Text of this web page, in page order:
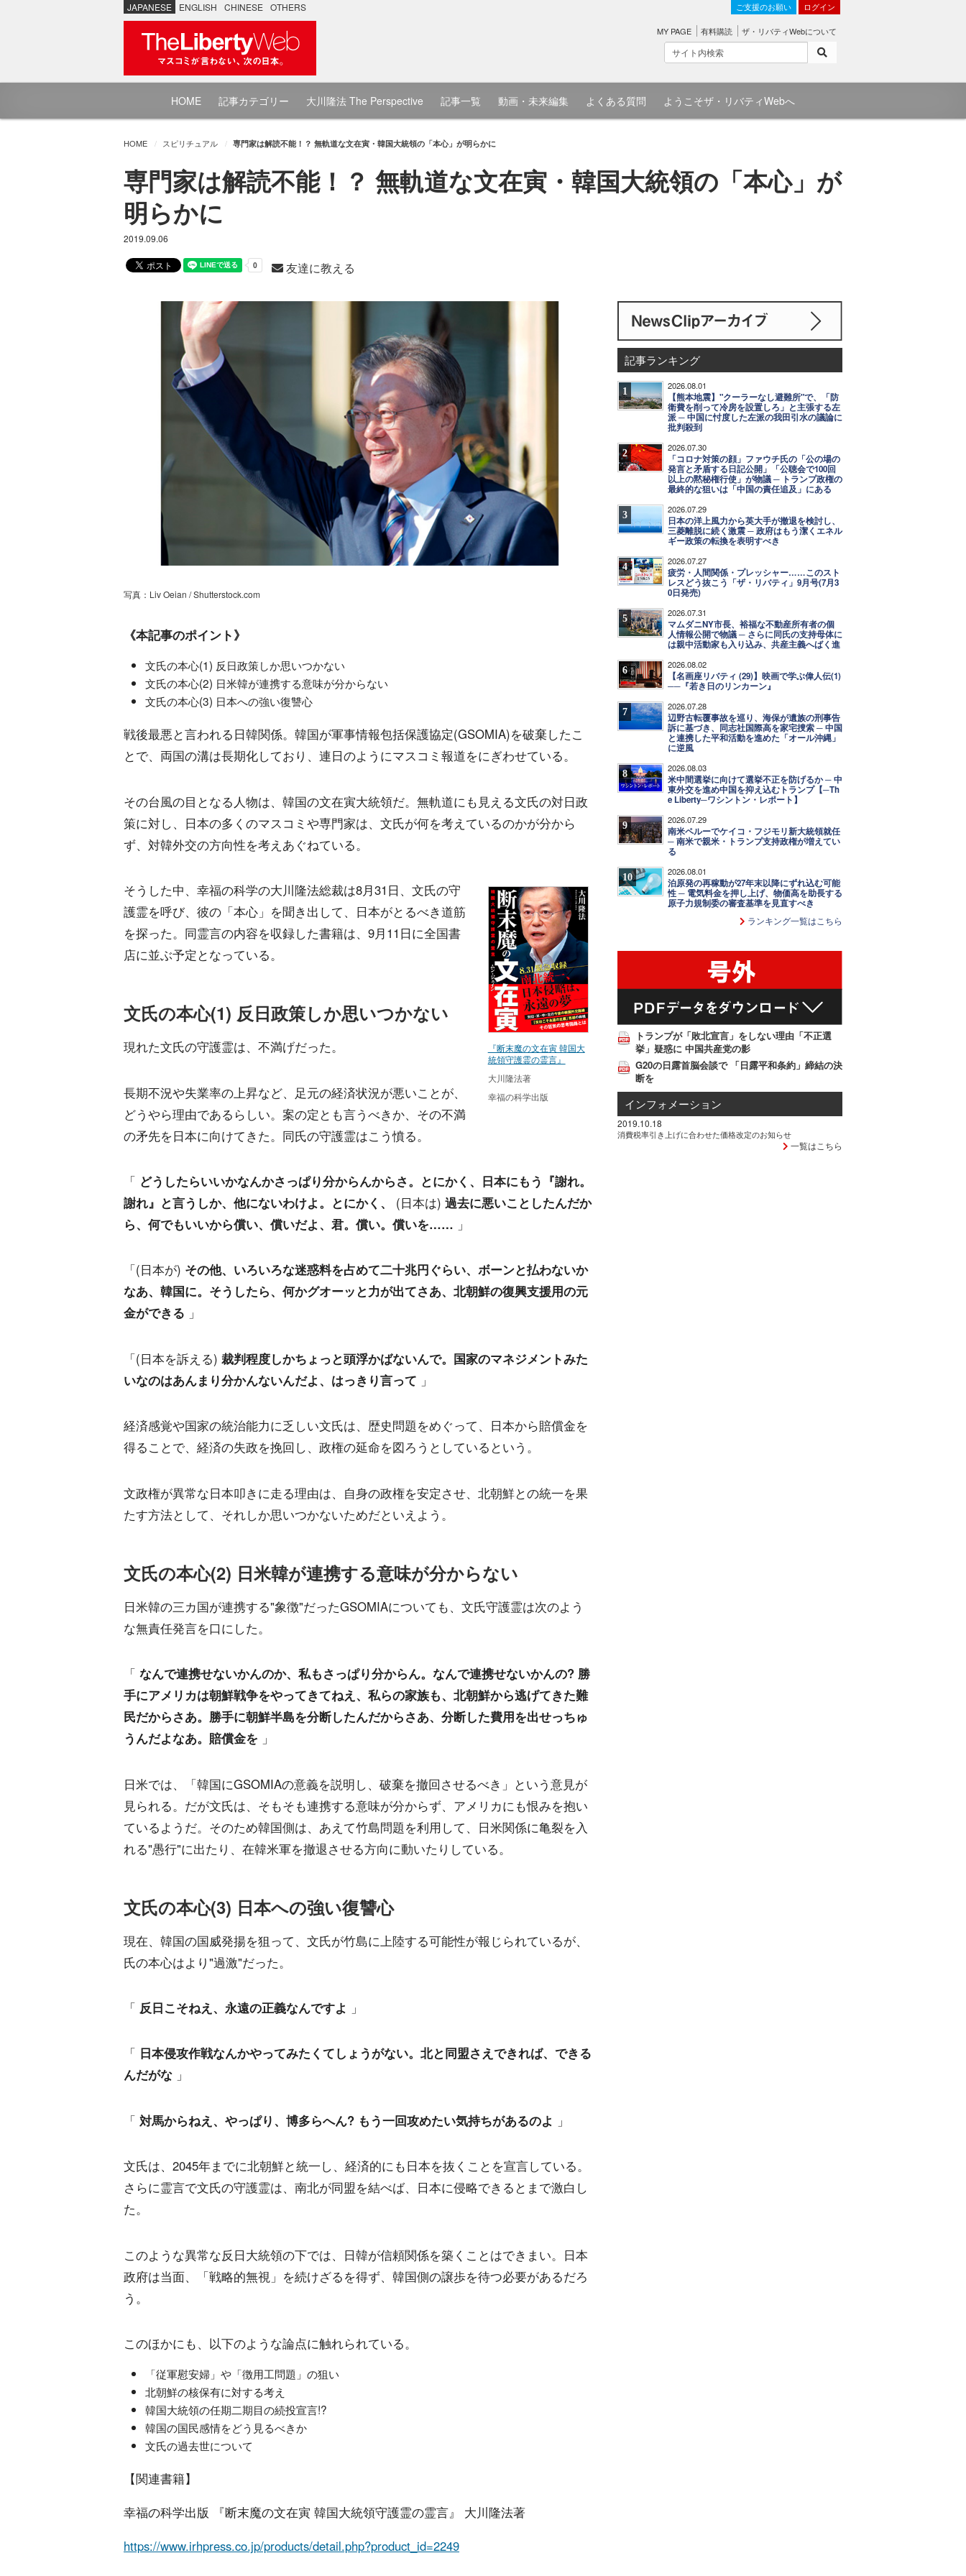
JAPANESE ENGLISH CHINESE OTHERS ご支援のお願い ログイン
MY PAGE 有料購読 ザ・リバティWebについて
HOME 記事カテゴリー 大川隆法 The Perspective 記事一覧 動画・未来編集 よくある質問 ようこそザ・リバティWebへ
HOME スピリチュアル 専門家は解読不能！？ 無軌道な文在寅・韓国大統領の「本心」が明らかに
専門家は解読不能！？ 無軌道な文在寅・韓国大統領の「本心」が
明らかに
2019.09.06
友達に教える
写真：Liv Oeian / Shutterstock.com
《本記事のポイント》
文氏の本心(1) 反日政策しか思いつかない
文氏の本心(2) 日米韓が連携する意味が分からない
文氏の本心(3) 日本への強い復讐心
戦後最悪と言われる日韓関係。韓国が軍事情報包括保護協定(GSOMIA)を破棄したこ
とで、両国の溝は長期化しており、連日のようにマスコミ報道をにぎわせている。
その台風の目となる人物は、韓国の文在寅大統領だ。無軌道にも見える文氏の対日政
策に対し、日本の多くのマスコミや専門家は、文氏が何を考えているのかが分から
ず、対韓外交の方向性を考えあぐねている。
『断末魔の文在寅 韓国大
統領守護霊の霊言』
大川隆法著
幸福の科学出版
そうした中、幸福の科学の大川隆法総裁は8月31日、文氏の守
護霊を呼び、彼の「本心」を聞き出して、日本がとるべき道筋
を探った。同霊言の内容を収録した書籍は、9月11日に全国書
店に並ぶ予定となっている。
文氏の本心(1) 反日政策しか思いつかない
現れた文氏の守護霊は、不満げだった。
長期不況や失業率の上昇など、足元の経済状況が悪いことが、
どうやら理由であるらしい。案の定とも言うべきか、その不満
の矛先を日本に向けてきた。同氏の守護霊はこう憤る。
「 どうしたらいいかなんかさっぱり分からんからさ。とにかく、日本にもう『謝れ。
謝れ』と言うしか、他にないわけよ。とにかく、
(日本は) 過去に悪いことしたんだか
ら、何でもいいから償い、償いだよ、君。償い。償いを…… 」
「(日本が) その他、いろいろな迷惑料を占めて二十兆円ぐらい、ボーンと払わないか
なあ、韓国に。そうしたら、何かグオーッと力が出てさあ、北朝鮮の復興支援用の元
金ができる 」
「(日本を訴える) 裁判程度しかちょっと頭浮かばないんで。国家のマネジメントみた
いなのはあんまり分かんないんだよ、はっきり言って 」
経済感覚や国家の統治能力に乏しい文氏は、歴史問題をめぐって、日本から賠償金を
得ることで、経済の失政を挽回し、政権の延命を図ろうとしているという。
文政権が異常な日本叩きに走る理由は、自身の政権を安定させ、北朝鮮との統一を果
たす方法として、それしか思いつかないためだといえよう。
文氏の本心(2) 日米韓が連携する意味が分からない
日米韓の三カ国が連携する"象徴"だったGSOMIAについても、文氏守護霊は次のよう
な無責任発言を口にした。
「 なんで連携せないかんのか、私もさっぱり分からん。なんで連携せないかんの? 勝
手にアメリカは朝鮮戦争をやってきてねえ、私らの家族も、北朝鮮から逃げてきた難
民だからさあ。勝手に朝鮮半島を分断したんだからさあ、分断した費用を出せっちゅ
うんだよなあ。賠償金を 」
日米では、「韓国にGSOMIAの意義を説明し、破棄を撤回させるべき」という意見が
見られる。だが文氏は、そもそも連携する意味が分からず、アメリカにも恨みを抱い
ているようだ。そのため韓国側は、あえて竹島問題を利用して、日米関係に亀裂を入
れる"愚行"に出たり、在韓米軍を撤退させる方向に動いたりしている。
文氏の本心(3) 日本への強い復讐心
現在、韓国の国威発揚を狙って、文氏が竹島に上陸する可能性が報じられているが、
氏の本心はより"過激"だった。
「 反日こそねえ、永遠の正義なんですよ 」
「 日本侵攻作戦なんかやってみたくてしょうがない。北と同盟さえできれば、できる
んだがな 」
「 対馬からねえ、やっぱり、博多らへん? もう一回攻めたい気持ちがあるのよ 」
文氏は、2045年までに北朝鮮と統一し、経済的にも日本を抜くことを宣言している。
さらに霊言で文氏の守護霊は、南北が同盟を結べば、日本に侵略できるとまで激白し
た。
このような異常な反日大統領の下では、日韓が信頼関係を築くことはできまい。日本
政府は当面、「戦略的無視」を続けざるを得ず、韓国側の譲歩を待つ必要があるだろ
う。
このほかにも、以下のような論点に触れられている。
「従軍慰安婦」や「徴用工問題」の狙い
北朝鮮の核保有に対する考え
韓国大統領の任期二期目の続投宣言!?
韓国の国民感情をどう見るべきか
文氏の過去世について
【関連書籍】
幸福の科学出版 『断末魔の文在寅 韓国大統領守護霊の霊言』 大川隆法著
https://www.irhpress.co.jp/products/detail.php?product_id=2249
記事ランキング
1 2026.08.01
【熊本地震】"クーラーなし避難所"で、「防
衛費を削って冷房を設置しろ」と主張する左
派 ─ 中国に忖度した左派の我田引水の議論に
批判殺到
2 2026.07.30
「コロナ対策の顔」ファウチ氏の「公の場の
発言と矛盾する日記公開」「公聴会で100回
以上の黙秘権行使」が物議 ─ トランプ政権の
最終的な狙いは「中国の責任追及」にある
3 2026.07.29
日本の洋上風力から英大手が撤退を検討し、
三菱離脱に続く激震 ─ 政府はもう潔くエネル
ギー政策の転換を表明すべき
4 2026.07.27
疲労・人間関係・プレッシャー……このスト
レスどう抜こう「ザ・リバティ」9月号(7月3
0日発売)
5 2026.07.31
マムダニNY市長、裕福な不動産所有者の個
人情報公開で物議 ─ さらに同氏の支持母体に
は親中活動家も入り込み、共産主義へばく進
6 2026.08.02
【名画座リバティ (29)】映画で学ぶ偉人伝(1)
──『若き日のリンカーン』
7 2026.07.28
辺野古転覆事故を巡り、海保が遺族の刑事告
訴に基づき、同志社国際高を家宅捜索 ─ 中国
と連携した平和活動を進めた「オール沖縄」
に逆風
8 2026.08.03
米中間選挙に向けて選挙不正を防げるか ─ 中
東外交を進め中国を抑え込むトランプ【─Th
e Liberty─ワシントン・レポート】
9 2026.07.29
南米ペルーでケイコ・フジモリ新大統領就任
─ 南米で親米・トランプ支持政権が増えてい
る
10 2026.08.01
泊原発の再稼動が27年末以降にずれ込む可能
性 ─ 電気料金を押し上げ、物価高を助長する
原子力規制委の審査基準を見直すべき
ランキング一覧はこちら
トランプが「敗北宣言」をしない理由「不正選
挙」疑惑に 中国共産党の影
G20の日露首脳会談で 「日露平和条約」締結の決
断を
インフォメーション
2019.10.18
消費税率引き上げに合わせた価格改定のお知らせ
一覧はこちら